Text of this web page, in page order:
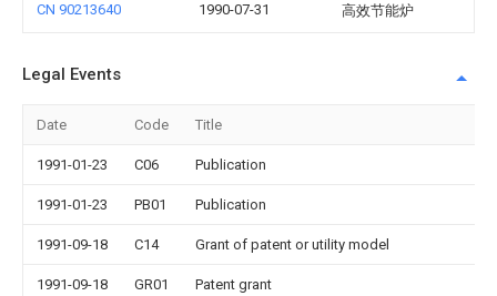
CN 90213640 1990-07-31 高效节能炉
Legal Events
Date Code Title
1991-01-23 C06 Publication
1991-01-23 PB01 Publication
1991-09-18 C14 Grant of patent or utility model
1991-09-18 GR01 Patent grant